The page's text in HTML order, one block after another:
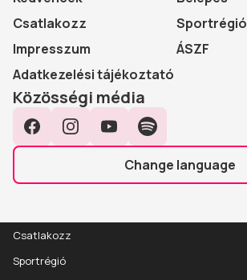
Csatlakozz
Sportrégió
Impresszum
ÁSZF
Adatkezelési tájékoztató
Közösségi média
Change language
Csatlakozz
Sportrégió